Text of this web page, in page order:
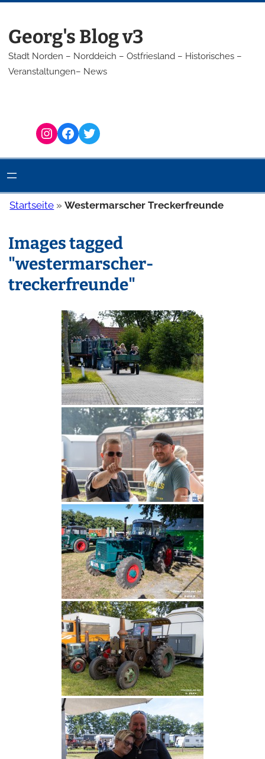
springen
Georg's Blog v3
Stadt Norden – Norddeich – Ostfriesland – Historisches –
Veranstaltungen– News
Instagram Facebook Twitter
Startseite »Westermarscher Treckerfreunde
Images tagged
"westermarscher-
treckerfreunde"